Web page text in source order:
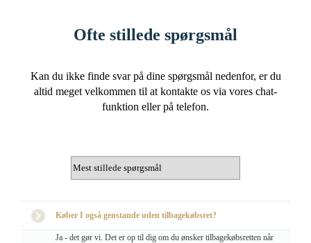
Ofte stillede spørgsmål
Kan du ikke finde svar på dine spørgsmål nedenfor, er du
altid meget velkommen til at kontakte os via vores chat-
funktion eller på telefon.
Køber I også genstande uden tilbagekøbsret?
Ja - det gør vi. Det er op til dig om du ønsker tilbagekøbsretten når